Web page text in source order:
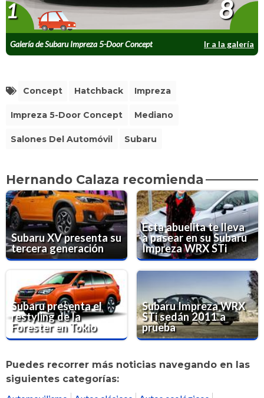
Galería de Subaru Impreza 5-Door Concept Ir a la galería
1 8
Concept Hatchback Impreza
Impreza 5-Door Concept Mediano
Salones Del Automóvil Subaru
Hernando Calaza recomienda
Subaru XV presenta su
tercera generación
Esta abuelita te lleva
a pasear en su Subaru
Impreza WRX STi
Subaru presenta el
restyling de la
Forester en Tokio
Subaru Impreza WRX
STi sedán 2011 a
prueba
Puedes recorrer más noticias navegando en las
siguientes categorías: